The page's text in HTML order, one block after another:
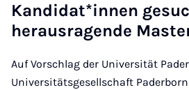
Kan­di­dat*in­nen
her­aus­ra­gen­de
Auf Vorschlag der Universität
Universitätsgesellschaft